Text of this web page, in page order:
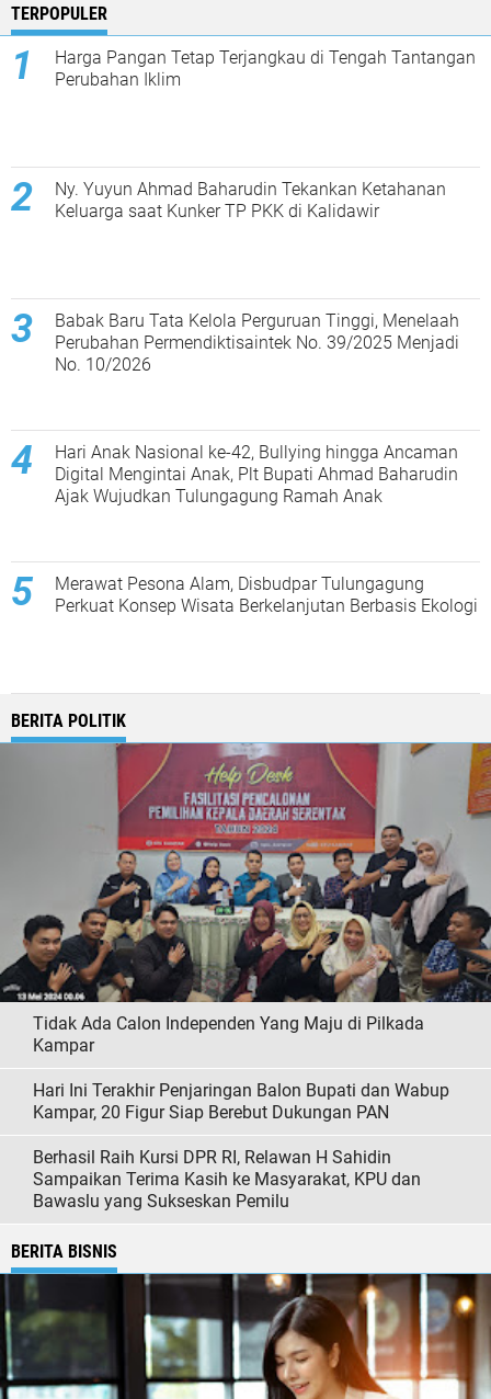
TERPOPULER
Harga Pangan Tetap Terjangkau di Tengah Tantangan
Perubahan Iklim
Ny. Yuyun Ahmad Baharudin Tekankan Ketahanan
Keluarga saat Kunker TP PKK di Kalidawir
Babak Baru Tata Kelola Perguruan Tinggi, Menelaah
Perubahan Permendiktisaintek No. 39/2025 Menjadi
No. 10/2026
Hari Anak Nasional ke-42, Bullying hingga Ancaman
Digital Mengintai Anak, Plt Bupati Ahmad Baharudin
Ajak Wujudkan Tulungagung Ramah Anak
Merawat Pesona Alam, Disbudpar Tulungagung
Perkuat Konsep Wisata Berkelanjutan Berbasis Ekologi
BERITA POLITIK
Tidak Ada Calon Independen Yang Maju di Pilkada
Kampar
Hari Ini Terakhir Penjaringan Balon Bupati dan Wabup
Kampar, 20 Figur Siap Berebut Dukungan PAN
Berhasil Raih Kursi DPR RI, Relawan H Sahidin
Sampaikan Terima Kasih ke Masyarakat, KPU dan
Bawaslu yang Sukseskan Pemilu
BERITA BISNIS